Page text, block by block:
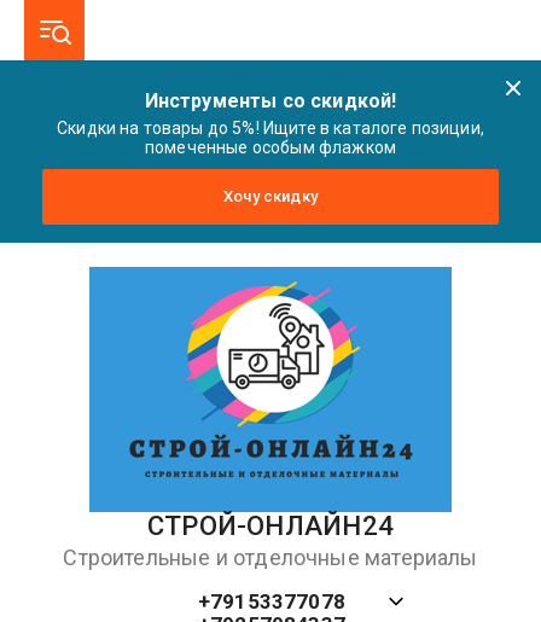
Инструменты со скидкой!
Скидки на товары до 5%! Ищите в каталоге позиции,
помеченные особым флажком
Хочу скидку
СТРОЙ-ОНЛАЙН24
Строительные и отделочные материалы
+79153377078